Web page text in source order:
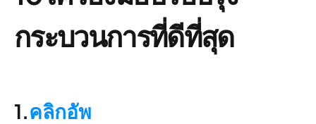
กระบวนการที่ดีที่สุด
1.คลิกอัพ